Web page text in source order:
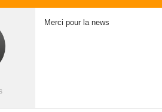
Merci pour la news